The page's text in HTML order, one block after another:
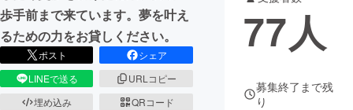
歩手前まで来ています。夢を叶え
るための力をお貸しください。
ポスト
シェア
LINEで送る
URLコピー
埋め込み
QRコード
77人
募集終了まで残
り